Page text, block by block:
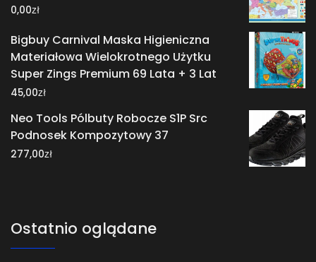
0,00zł
Bigbuy Carnival Maska Higieniczna
Materiałowa Wielokrotnego Użytku
Super Zings Premium 69 Lata + 3 Lat
45,00zł
Neo Tools Pólbuty Robocze S1P Src
Podnosek Kompozytowy 37
277,00zł
Ostatnio oglądane